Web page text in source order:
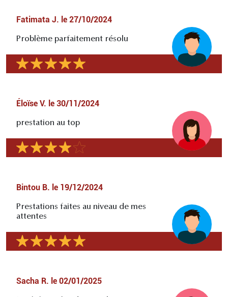
Fatimata J. le 27/10/2024
Problème parfaitement résolu
Éloïse V. le 30/11/2024
prestation au top
Bintou B. le 19/12/2024
Prestations faites au niveau de mes
attentes
Sacha R. le 02/01/2025